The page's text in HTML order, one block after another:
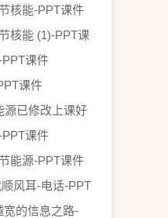
核能-PPT课件
核能 (1)-PPT课
课件
课件
源已修改上课好
课件
能源-PPT课件
风耳-电话-PPT
宽的信息之路-